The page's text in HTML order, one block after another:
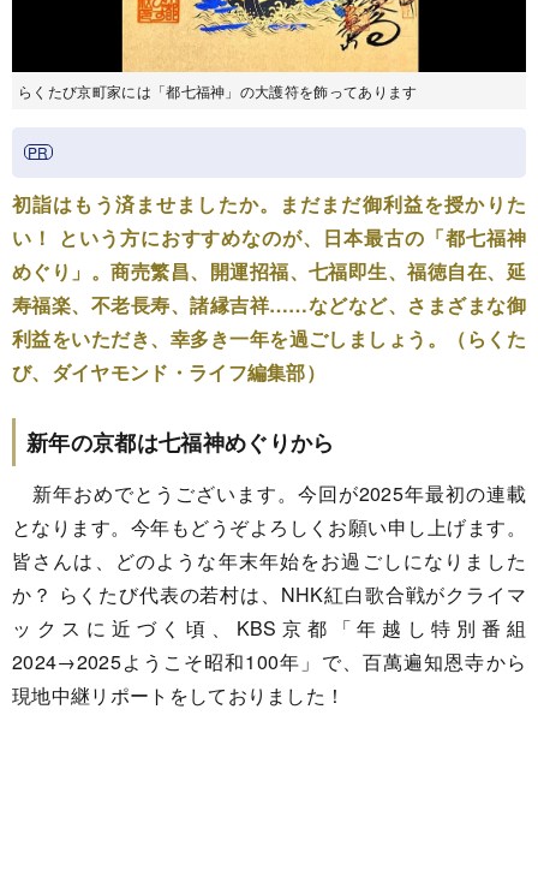
らくたび京町家には「都七福神」の大護符を飾ってあります
初詣はもう済ませましたか。まだまだ御利益を授かりた
い！ という方におすすめなのが、日本最古の「都七福神
めぐり」。商売繁昌、開運招福、七福即生、福徳自在、延
寿福楽、不老長寿、諸縁吉祥……などなど、さまざまな御
利益をいただき、幸多き一年を過ごしましょう。（らくた
び、ダイヤモンド・ライフ編集部）
新年の京都は七福神めぐりから
新年おめでとうございます。今回が2025年最初の連載
となります。今年もどうぞよろしくお願い申し上げます。
皆さんは、どのような年末年始をお過ごしになりました
か？ らくたび代表の若村は、NHK紅白歌合戦がクライマ
ックスに近づく頃、KBS京都「年越し特別番組
2024→2025ようこそ昭和100年」で、百萬遍知恩寺から
現地中継リポートをしておりました！